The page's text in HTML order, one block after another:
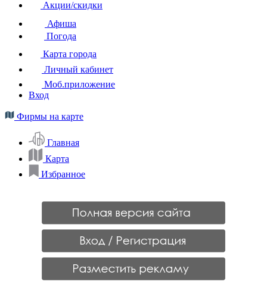
Акции/скидки
Афиша
Погода
Карта города
Личный кабинет
Моб.приложение
Вход
Фирмы на карте
Главная
Карта
Избранное